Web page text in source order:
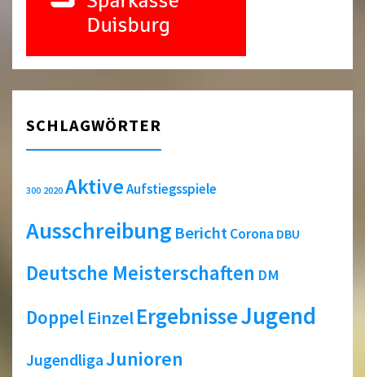
SCHLAGWÖRTER
300 2020 AktiveAufstiegsspiele
Ausschreibung BerichtCorona DBU
Deutsche Meisterschaften DM
Doppel EinzelErgebnisseJugend
JugendligaJunioren